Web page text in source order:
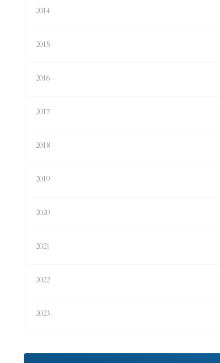
2014
2015
2016
2017
2018
2019
2020
2021
2022
2023